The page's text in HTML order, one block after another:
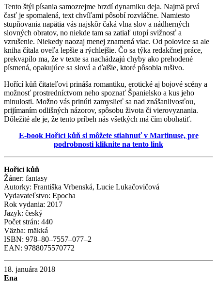
Tento štýl písania samozrejme brzdí dynamiku deja. Najmä prvá
časť je spomalená, text chvíľami pôsobí rozvláčne. Namiesto
stupňovania napätia vás najskôr čaká vlna slov a nádherných
slovných obratov, no niekde tam sa zatiaľ utopí svižnosť a
vzrušenie. Niekedy naozaj menej znamená viac. Od polovice sa ale
kniha čítala oveľa lepšie a rýchlejšie. Čo sa týka redakčnej práce,
prekvapilo ma, že v texte sa nachádzajú chyby ako prehodené
písmená, opakujúce sa slová a ďalšie, ktoré pôsobia rušivo.
Hořící kůň čitateľovi prináša romantiku, erotické aj bojové scény a
možnosť prostredníctvom neho spoznať Španielsko a kus jeho
minulosti. Možno vás prinúti zamyslieť sa nad znášanlivosťou,
prijímaním odlišných názorov, spôsobu života či vierovyznania.
Dôležité ale je, že tento príbeh nás všetkých má čím obohatiť.
E-book Hořící kůň si môžete stiahnuť v Martinuse, pre
podrobnosti kliknite na tento link
Hořící kůň
Žáner: fantasy
Autorky: Františka Vrbenská, Lucie Lukačovičová
Vydavateľstvo: Epocha
Rok vydania: 2017
Jazyk: český
Počet strán: 440
Väzba: mäkká
ISBN: 978–80–7557–077–2
EAN: 9788075570772
18. januára 2018
Ena